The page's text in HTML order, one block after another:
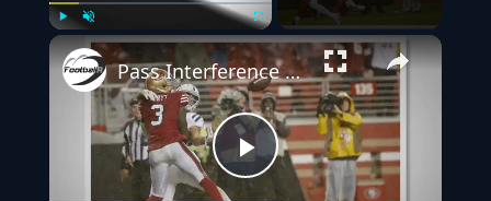
Unmute Fullscreen
Play
Pass Interference – NFL Regeln verständlich erklärt